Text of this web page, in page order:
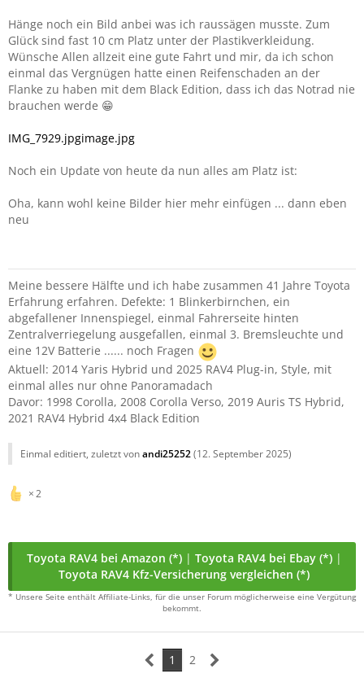
Hänge noch ein Bild anbei was ich raussägen musste. Zum
Glück sind fast 10 cm Platz unter der Plastikverkleidung.
Wünsche Allen allzeit eine gute Fahrt und mir, da ich schon
einmal das Vergnügen hatte einen Reifenschaden an der
Flanke zu haben mit dem Black Edition, dass ich das Notrad nie
brauchen werde 😁
IMG_7929.jpgimage.jpg
Noch ein Update von heute da nun alles am Platz ist:
Oha, kann wohl keine Bilder hier mehr einfügen ... dann eben
neu
Meine bessere Hälfte und ich habe zusammen 41 Jahre Toyota
Erfahrung erfahren. Defekte: 1 Blinkerbirnchen, ein
abgefallener Innenspiegel, einmal Fahrerseite hinten
Zentralverriegelung ausgefallen, einmal 3. Bremsleuchte und
eine 12V Batterie ...... noch Fragen
Aktuell: 2014 Yaris Hybrid und 2025 RAV4 Plug-in, Style, mit
einmal alles nur ohne Panoramadach
Davor: 1998 Corolla, 2008 Corolla Verso, 2019 Auris TS Hybrid,
2021 RAV4 Hybrid 4x4 Black Edition
Einmal editiert, zuletzt vonandi25252(12. September 2025)
2
Toyota RAV4 bei Amazon (*)| Toyota RAV4 bei Ebay (*)|
Toyota RAV4 Kfz-Versicherung vergleichen (*)
* Unsere Seite enthält Affiliate-Links, für die unser Forum möglicherweise eine Vergütung
bekommt.
1 2